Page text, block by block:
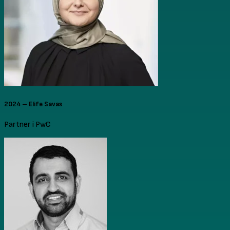
2024 – Elife Savas
Partner i PwC